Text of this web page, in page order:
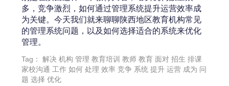
多，竞争激烈，如何通过管理系统提升运营效率成
为关键。今天我们就来聊聊陕西地区教育机构常见
的管理系统问题，以及如何选择适合的系统来优化
管理。
Tag：解决 机构 管理 教育培训 教师 教育 面对 招生 排课
家校沟通 工作 如何 处理 效率 竞争 系统 提升 运营 成为 问
题 选择 优化